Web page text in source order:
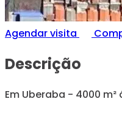
Agendar visita
Descrição
Em Uberaba - 4000